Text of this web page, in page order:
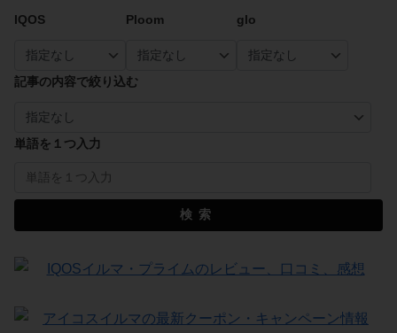
IQOS Ploom glo
記事の内容で絞り込む
単語を１つ入力
検索